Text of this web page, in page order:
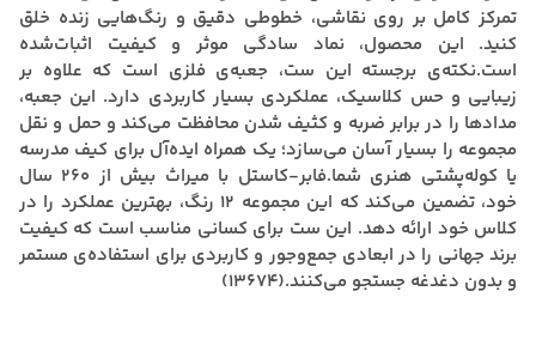
تمرکز کامل بر روی نقاشی، خطوطی دقیق و رنگ‌هایی زنده خلق
کنید. این محصول، نماد سادگی موثر و کیفیت اثبات‌شده
است.نکته‌ی برجسته این ست، جعبه‌ی فلزی است که علاوه بر
زیبایی و حس کلاسیک، عملکردی بسیار کاربردی دارد. این جعبه،
مدادها را در برابر ضربه و کثیف شدن محافظت می‌کند و حمل و نقل
مجموعه را بسیار آسان می‌سازد؛ یک همراه ایده‌آل برای کیف مدرسه
یا کوله‌پشتی هنری شما.فابر‑کاستل با میراث بیش از ۲۶۰ سال
خود، تضمین می‌کند که این مجموعه ۱۲ رنگ، بهترین عملکرد را در
کلاس خود ارائه دهد. این ست برای کسانی مناسب است که کیفیت
برند جهانی را در ابعادی جمع‌وجور و کاربردی برای استفاده‌ی مستمر
و بدون دغدغه جستجو می‌کنند.(13674)